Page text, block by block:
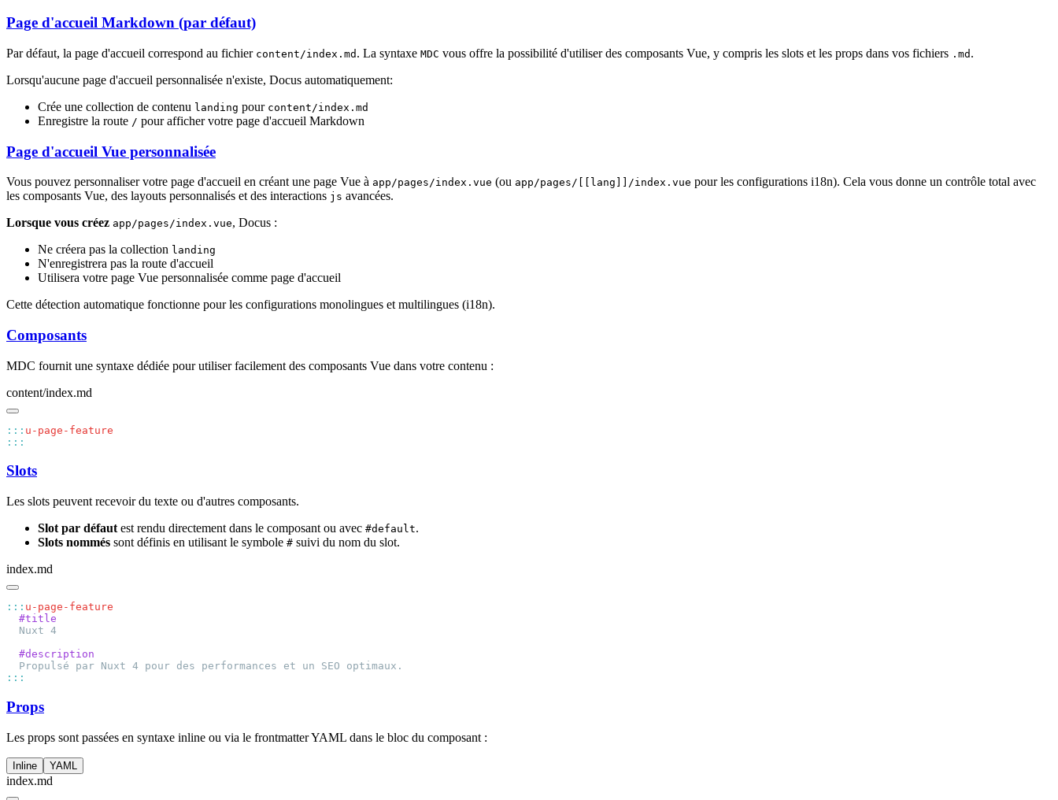
Page d'accueil Markdown (par défaut)
Par défaut, la page d'accueil correspond au fichier content/index.md . La syntaxe MDC vous offre la possibilité d'utiliser des composants Vue, y compris les slots et les props dans vos fichiers .md .
Lorsqu'aucune page d'accueil personnalisée n'existe, Docus automatiquement:
Crée une collection de contenu landing pour content/index.md
Enregistre la route / pour afficher votre page d'accueil Markdown
Page d'accueil Vue personnalisée
Vous pouvez personnaliser votre page d'accueil en créant une page Vue à app/pages/index.vue (ou app/pages/[[lang]]/index.vue pour les configurations i18n). Cela vous donne un contrôle total avec
les composants Vue, des layouts personnalisés et des interactions js avancées.
Lorsque vous créez app/pages/index.vue, Docus :
Ne créera pas la collection landing
N'enregistrera pas la route d'accueil
Utilisera votre page Vue personnalisée comme page d'accueil
Cette détection automatique fonctionne pour les configurations monolingues et multilingues (i18n).
Composants
MDC fournit une syntaxe dédiée pour utiliser facilement des composants Vue dans votre contenu :
content/index.md
:::
Slots
Les slots peuvent recevoir du texte ou d'autres composants.
Slot par défaut est rendu directement dans le composant ou avec #default.
Slots nommés sont définis en utilisant le symbole # suivi du nom du slot.
index.md
:::
Props
Les props sont passées en syntaxe inline ou via le frontmatter YAML dans le bloc du composant :
Inline YAML
index.md